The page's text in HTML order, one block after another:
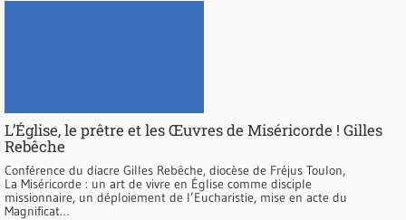
L’Église, le prêtre et les Œuvres de Miséricorde ! Gilles
Rebêche
Conférence du diacre Gilles Rebêche, diocèse de Fréjus Toulon,
La Miséricorde : un art de vivre en Église comme disciple
missionnaire, un déploiement de l’Eucharistie, mise en acte du
Magnificat…